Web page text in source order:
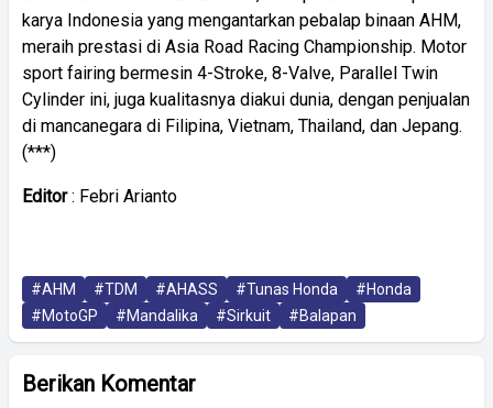
karya Indonesia yang mengantarkan pebalap binaan AHM,
meraih prestasi di Asia Road Racing Championship. Motor
sport fairing bermesin 4-Stroke, 8-Valve, Parallel Twin
Cylinder ini, juga kualitasnya diakui dunia, dengan penjualan
di mancanegara di Filipina, Vietnam, Thailand, dan Jepang.
(***)
Editor: Febri Arianto
#AHM #TDM #AHASS #Tunas Honda
#Honda
#MotoGP
#Mandalika #Sirkuit #Balapan
Berikan Komentar